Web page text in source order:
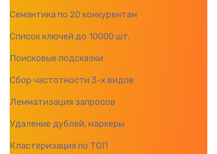
Семантика по 20 конкурентам
Список ключей до 10000 шт.
Поисковые подсказки
Сбор частотности 3-х видов
Лемматизация запросов
Удаление дублей, маркеры
Кластеризация по ТОП